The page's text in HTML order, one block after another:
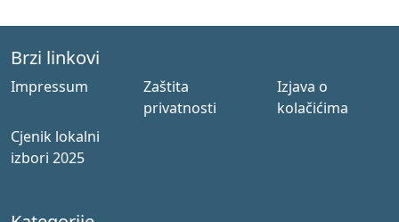
Brzi linkovi
Impressum
Zaštita
privatnosti
Izjava o
kolačićima
Cjenik lokalni
izbori 2025